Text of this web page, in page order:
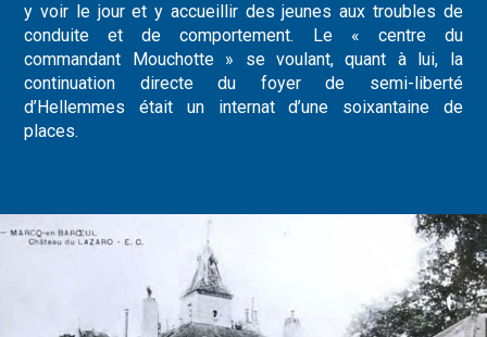
y voir le jour et y accueillir des jeunes aux troubles de
conduite et de comportement. Le « centre du
commandant Mouchotte » se voulant, quant à lui, la
continuation directe du foyer de semi-liberté
d’Hellemmes était un internat d’une soixantaine de
places.